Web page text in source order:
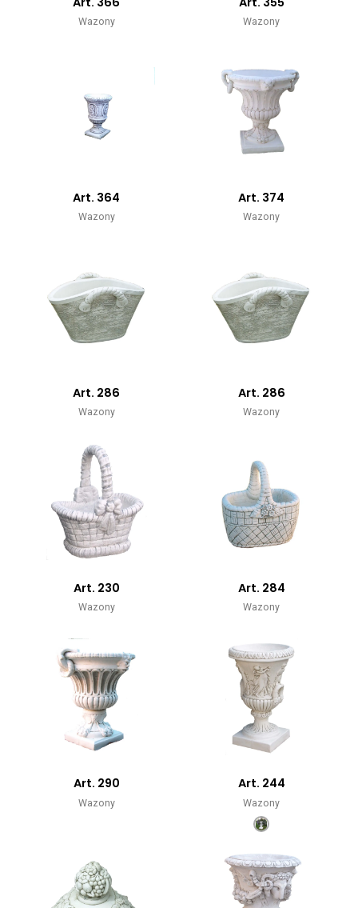
Wazony Wazony
Art. 364
Wazony
Art. 374
Wazony
Art. 286
Wazony
Art. 286
Wazony
Art. 230
Wazony
Art. 284
Wazony
Art. 290
Wazony
Art. 244
Wazony